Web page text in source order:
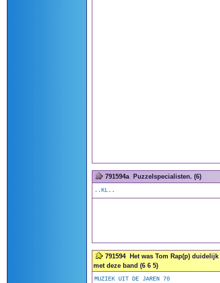
791594a Puzzelspecialisten. (6)
..KL..
791594
Het was Tom Rap(p)
met deze band (6 6 5)
MUZIEK UIT DE JAREN 70